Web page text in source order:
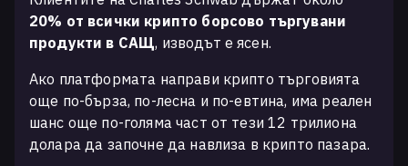
20% от всички крипто борсово търгувани
продукти в САЩ, изводът е ясен.
Ако платформата направи крипто търговията
още по-бърза, по-лесна и по-евтина, има реален
шанс още по-голяма част от тези 12 трилиона
долара да започне да навлиза в крипто пазара.